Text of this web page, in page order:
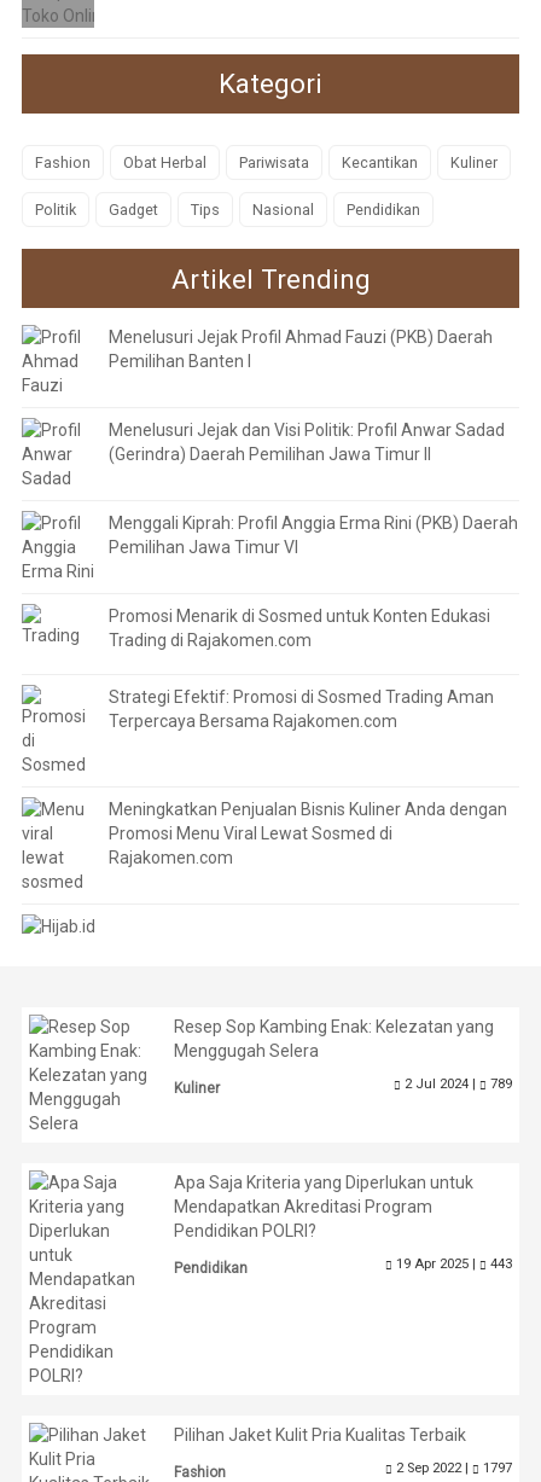
Kategori
Fashion Obat Herbal Pariwisata Kecantikan Kuliner
Politik Gadget Tips Nasional Pendidikan
Artikel Trending
Menelusuri Jejak Profil Ahmad Fauzi (PKB) Daerah
Pemilihan Banten I
Menelusuri Jejak dan Visi Politik: Profil Anwar Sadad
(Gerindra) Daerah Pemilihan Jawa Timur II
Menggali Kiprah: Profil Anggia Erma Rini (PKB) Daerah
Pemilihan Jawa Timur VI
Promosi Menarik di Sosmed untuk Konten Edukasi
Trading di Rajakomen.com
Strategi Efektif: Promosi di Sosmed Trading Aman
Terpercaya Bersama Rajakomen.com
Meningkatkan Penjualan Bisnis Kuliner Anda dengan
Promosi Menu Viral Lewat Sosmed di
Rajakomen.com
Resep Sop Kambing Enak: Kelezatan yang
Menggugah Selera
Kuliner 2 Jul 2024 | 789
Apa Saja Kriteria yang Diperlukan untuk
Mendapatkan Akreditasi Program
Pendidikan POLRI?
Pendidikan 19 Apr 2025 | 443
Pilihan Jaket Kulit Pria Kualitas Terbaik
Fashion 2 Sep 2022 | 1797